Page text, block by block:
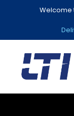
Welcome